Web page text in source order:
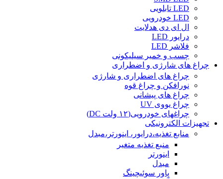
LED تابلویی
LED خودرویی
ال ای دی هدلایت
درایور LED
فلاشر LED
چسب و خمیر سیلیکونی
چراغ های شارژی و اضطراری
چراغ های اضطراری و شارژی
نورافکن و چراغ قوه
چراغ های پیشانی
چراغ یووی UV
چراغهای خودرویی(۱۲ ولت DC)
تجهیزات الکترونیکی
منابع تغذیه،درایور، اینورتر،مبدل
منبع تغذیه متغیر
اینورتر
مبدل
پاور سوئیچینگ